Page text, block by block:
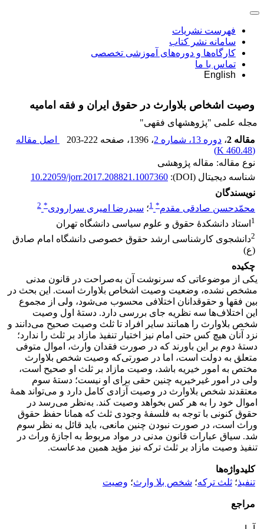
فهرست نشریات
سامانه نشر کتاب
کارگاه‌ها و دوره‌های آموزشی تخصصی
تماس با ما
English
وصیت اشخاص بلاوارث در حقوق ایران و فقه امامیه
مجله علمی "پژوهشهای فقهی"
مقاله 2
، دوره 13، شماره 2 ، 1396 ، صفحه 203-222
اصل مقاله
(
460.48 K
)
نوع مقاله: مقاله پژوهشی
شناسه دیجیتال (DOI):
10.22059/jorr.2017.208821.1007360
نویسندگان
محمّدحسن صادقی مقدم*
1؛ سیدرضا امیری سرارودی*
2
1 استاد دانشکدۀ حقوق و علوم سیاسی دانشگاه تهران
2دانشجوی کارشناسی ارشد حقوق خصوصی دانشگاه امام صادق
(ع)
چکیده
یکی از موضوعاتی که سرنوشت آن به‌صراحت در قانون مدنی
مشخص نشده، وضعیت وصیت اشخاص بلاوارث است. این بحث در
بین فقها و حقوقدانان اختلافی محسوب می‌شود، ولی از مجموع
این اختلاف‌ها سه نظریه جای بررسی دارد. دستۀ اول وصیت
شخص بلاوارث را همانند سایر افراد تا ثلث وصیت صحیح می‌دانند و
نزد آنان هیچ کس حتی امام نیز اختیار تنفیذ مازاد بر ثلث را ندارد؛
دستۀ دوم بر این باورند که در صورت فقدان وارث، اموال متوفی
متعلق به دولت است، اما در صورتی‌که وصیت شخص بلاوارث
مختص به امور خیریه باشد، وصیت مازاد بر ثلث او صحیح است،
ولی در امور غیرخیریه چنین حقی برای او نیست؛ دستۀ سوم
معتقدند شخص بلاوارث در وصیت آزادی کامل دارد و می‌تواند همۀ
اموال خود را به هر کس بخواهد وصیت کند. به‌نظر می‌رسد در
حقوق کنونی با توجه به فلسفۀ وجودی ثلث که همانا حفظ حقوق
وراث است، در صورت نبودن چنین مانعی، باید قائل به نظر سوم
شد. سیاق عبارات قانون مدنی در مواد مربوط به اجازۀ وراث در
تنفیذ وصیت مازاد بر ثلث ترکه نیز مؤید همین مدعاست.
کلیدواژه‌ها
تنفیذ؛ ثلث ترکه؛ شخص بلا وارث؛ وصیت
مراجع